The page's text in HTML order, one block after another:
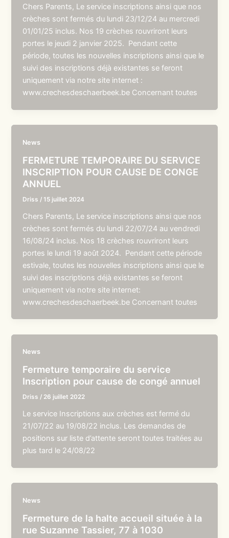
Chers Parents, Le service inscriptions ainsi que nos
crèches sont fermés du lundi 23/12/24 au mercredi
01/01/25 inclus. Nos 19 crèches rouvriront leurs
portes le jeudi 2 janvier 2025. Pendant cette
période, toutes les nouvelles inscriptions ainsi que le
suivi des inscriptions déjà existantes se feront
uniquement via notre site internet :
www.crechesdeschaerbeek.be Concernant toutes
News
FERMETURE TEMPORAIRE DU SERVICE
INSCRIPTION POUR CAUSE DE CONGE
ANNUEL
Driss /15 juillet 2024
Chers Parents, Le service inscriptions ainsi que nos
crèches sont fermés du lundi 22/07/24 au vendredi
16/08/24 inclus. Nos 18 crèches rouvriront leurs
portes le lundi 19 août 2024. Pendant cette période
estivale, toutes les nouvelles inscriptions ainsi que le
suivi des inscriptions déjà existantes se feront
uniquement via notre site internet:
www.crechesdeschaerbeek.be Concernant toutes
News
Fermeture temporaire du service
Inscription pour cause de congé annuel
Driss / 26 juillet 2022
Le service Inscriptions aux crèches est fermé du
21/07/22 au 19/08/22 inclus. Les demandes de
positions sur liste d’attente seront toutes traitées au
plus tard le 24/08/22
News
Fermeture de la halte accueil située à la
rue Suzanne Tassier, 77 à 1030